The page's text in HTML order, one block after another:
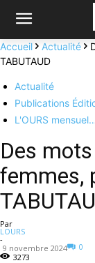
Accueil Actualité
TABUTAUD
Actualité
Publications
L'OURS mensuel…
Des
femmes,
Par
LOURS
-
9 novembre 2024
0
3273